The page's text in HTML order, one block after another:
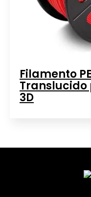
Filamento
3D